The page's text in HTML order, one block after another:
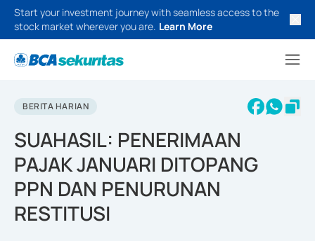
Start your investment journey with seamless access to the
stock market wherever you are. Learn More
BERITA HARIAN
SUAHASIL: PENERIMAAN
PAJAK JANUARI DITOPANG
PPN DAN PENURUNAN
RESTITUSI